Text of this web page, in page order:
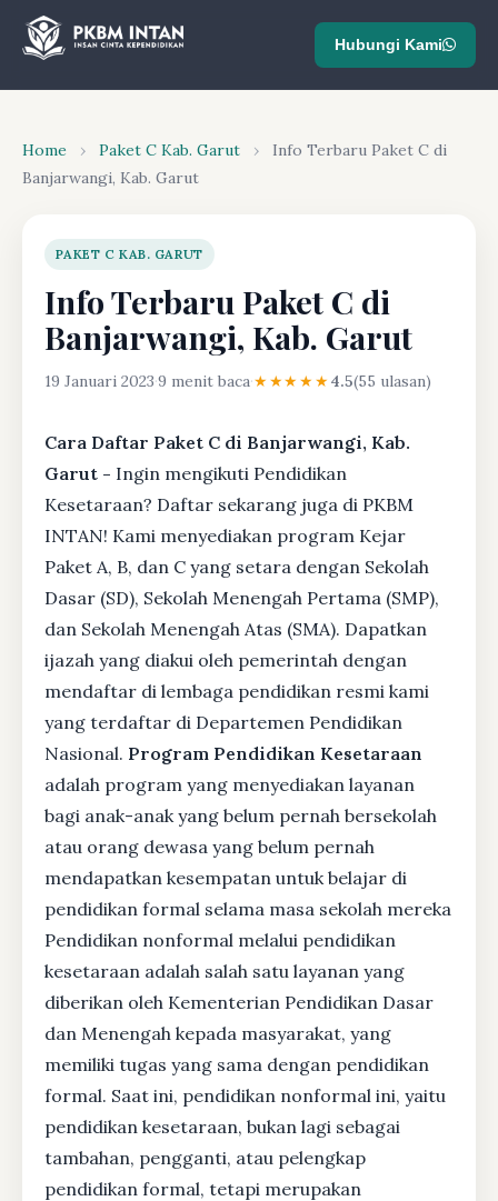
Hubungi Kami
Home › Paket C Kab. Garut ›
Info Terbaru Paket C di
Banjarwangi, Kab. Garut
PAKET C KAB. GARUT
Info Terbaru Paket C di
Banjarwangi, Kab. Garut
19 Januari 2023·9 menit baca·★★★★★4.5(55 ulasan)
Cara Daftar Paket C di Banjarwangi, Kab.
Garut - Ingin mengikuti Pendidikan
Kesetaraan? Daftar sekarang juga di PKBM
INTAN! Kami menyediakan program Kejar
Paket A, B, dan C yang setara dengan Sekolah
Dasar (SD), Sekolah Menengah Pertama (SMP),
dan Sekolah Menengah Atas (SMA). Dapatkan
ijazah yang diakui oleh pemerintah dengan
mendaftar di lembaga pendidikan resmi kami
yang terdaftar di Departemen Pendidikan
Nasional. Program Pendidikan Kesetaraan
adalah program yang menyediakan layanan
bagi anak-anak yang belum pernah bersekolah
atau orang dewasa yang belum pernah
mendapatkan kesempatan untuk belajar di
pendidikan formal selama masa sekolah mereka
Pendidikan nonformal melalui pendidikan
kesetaraan adalah salah satu layanan yang
diberikan oleh Kementerian Pendidikan Dasar
dan Menengah kepada masyarakat, yang
memiliki tugas yang sama dengan pendidikan
formal. Saat ini, pendidikan nonformal ini, yaitu
pendidikan kesetaraan, bukan lagi sebagai
tambahan, pengganti, atau pelengkap
pendidikan formal, tetapi merupakan